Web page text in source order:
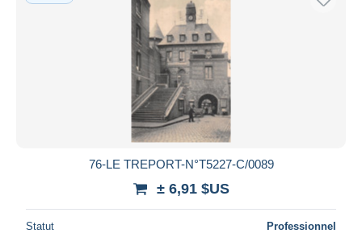
76-LE TREPORT-N°T5227-C/0089
± 6,91 $US
Statut Professionnel